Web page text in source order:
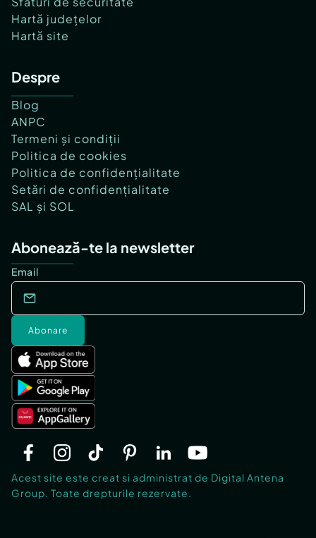
Hartă județelor
Hartă site
Despre
Blog
ANPC
Termeni și condiții
Politica de cookies
Politica de confidențialitate
Setări de confidențialitate
SAL și SOL
Abonează-te la newsletter
Email
Abonare
Acest site este creat si administrat de Digital Antena
Group. Toate drepturile rezervate.